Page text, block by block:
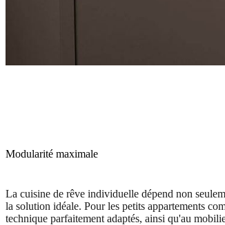
Modularité maximale
La cuisine de rêve individuelle dépend non
la solution idéale. Pour les petits appartements
technique parfaitement adaptés, ainsi qu'au